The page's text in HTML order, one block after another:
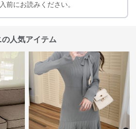
前にお読みください。
人気アイテム